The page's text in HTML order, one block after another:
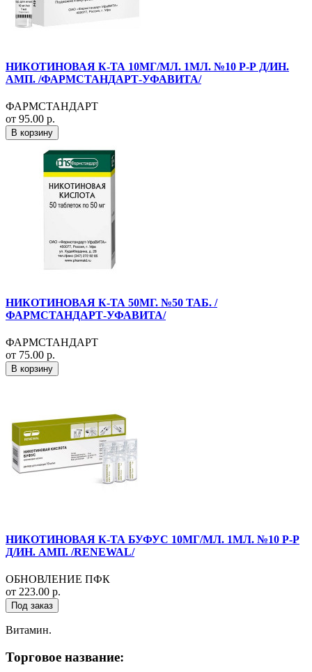
НИКОТИНОВАЯ К-ТА 10МГ/МЛ. 1МЛ. №10 Р-Р Д/ИН.
АМП. /ФАРМСТАНДАРТ-УФАВИТА/
ФАРМСТАНДАРТ
от 95.00 р.
В корзину
НИКОТИНОВАЯ К-ТА 50МГ. №50 ТАБ. /
ФАРМСТАНДАРТ-УФАВИТА/
ФАРМСТАНДАРТ
от 75.00 р.
В корзину
НИКОТИНОВАЯ К-ТА БУФУС 10МГ/МЛ. 1МЛ. №10 Р-Р
Д/ИН. АМП. /RENEWAL/
ОБНОВЛЕНИЕ ПФК
от 223.00 р.
Под заказ
Витамин.
Торговое название: